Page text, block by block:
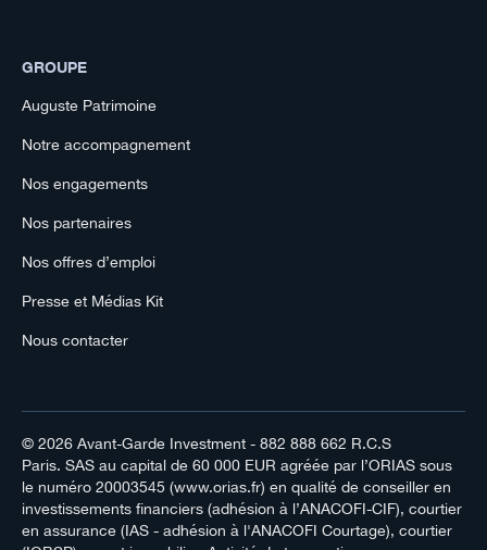
GROUPE
Auguste Patrimoine
Notre accompagnement
Nos engagements
Nos partenaires
Nos offres d’emploi
Presse et Médias Kit
Nous contacter
© 2026 Avant-Garde Investment- 882 888 662 R.C.S
Paris. SAS au capital de 60 000 EUR agréée par l’ORIAS sous
le numéro 20003545 (www.orias.fr) en qualité de conseiller en
investissements financiers (adhésion à l’ANACOFI-CIF), courtier
en assurance (IAS - adhésion à l'ANACOFI Courtage), courtier